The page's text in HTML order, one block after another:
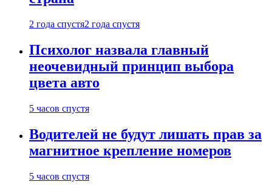
2 года спустя2 года спустя
Психолог назвала главный
неочевидный принцип выбора
цвета авто
5 часов спустя
Водителей не будут лишать прав за
магнитное крепление номеров
5 часов спустя